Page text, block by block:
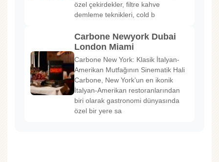
özel çekirdekler, filtre kahve
demleme teknikleri, cold b
Carbone Newyork Dubai
London Miami
Carbone New York: Klasik İtalyan-
Amerikan Mutfağının Sinematik Hali
Carbone, New York’un en ikonik
İtalyan-Amerikan restoranlarından
biri olarak gastronomi dünyasında
özel bir yere sa